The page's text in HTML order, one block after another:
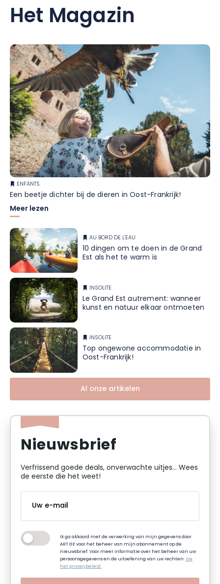
Het Magazin
ENFANTS
Een beetje dichter bij de dieren in Oost-Frankrijk!
Meer lezen
AU BORD DE L'EAU
10 dingen om te doen in de Grand
Est als het te warm is
INSOLITE
Le Grand Est autrement: wanneer
kunst en natuur elkaar ontmoeten
INSOLITE
Top ongewone accommodatie in
Oost-Frankrijk!
Al onze artikelen
Nieuwsbrief
Verfrissend goede deals, onverwachte uitjes... Wees
de eerste die het weet!
Ik ga akkoord met de verwerking van mijn gegevens door
ART GE voor het beheer van mijn abonnement op de
nieuwsbrief. Voor meer informatie over het beheer van uw
persoonsgegevens en de uitoefening van uw rechten: zie
het privacybeleid.